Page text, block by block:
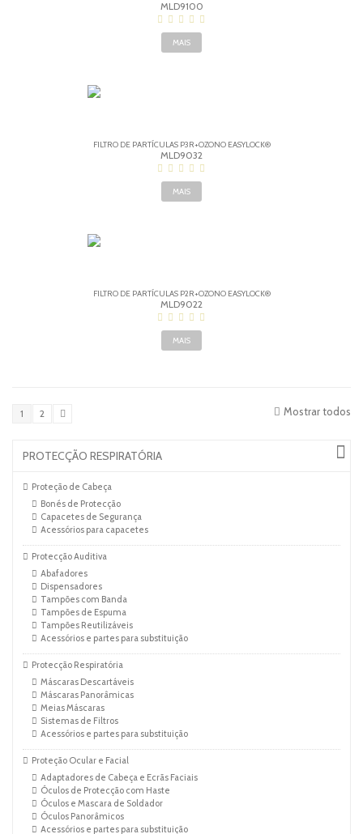
MLD9100
MAIS
FILTRO DE PARTÍCULAS P3R+OZONO EASYLOCK®
MLD9032
MAIS
FILTRO DE PARTÍCULAS P2R+OZONO EASYLOCK®
MLD9022
MAIS
Mostrar todos
1 2
PROTECÇÃO RESPIRATÓRIA
Proteção de Cabeça
Bonés de Protecção
Capacetes de Segurança
Acessórios para capacetes
Protecção Auditiva
Abafadores
Dispensadores
Tampões com Banda
Tampões de Espuma
Tampões Reutilizáveis
Acessórios e partes para substituição
Protecção Respiratória
Máscaras Descartáveis
Máscaras Panorâmicas
Meias Máscaras
Sistemas de Filtros
Acessórios e partes para substituição
Proteção Ocular e Facial
Adaptadores de Cabeça e Ecrãs Faciais
Óculos de Protecção com Haste
Óculos e Mascara de Soldador
Óculos Panorâmicos
Acessórios e partes para substituição